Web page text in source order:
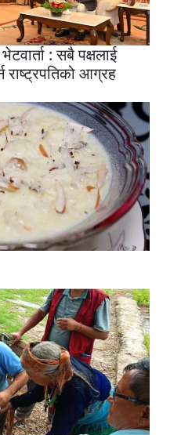
: सबै पक्षलाई
राष्ट्रपतिको आग्रह